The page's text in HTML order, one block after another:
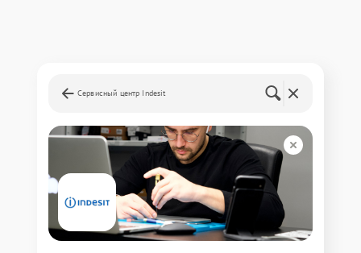
Сервисный центр Indesit